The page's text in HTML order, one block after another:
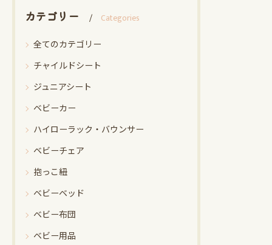
カテゴリー Categories
全てのカテゴリー
チャイルドシート
ジュニアシート
ベビーカー
ハイローラック・バウンサー
ベビーチェア
抱っこ紐
ベビーベッド
ベビー布団
ベビー用品